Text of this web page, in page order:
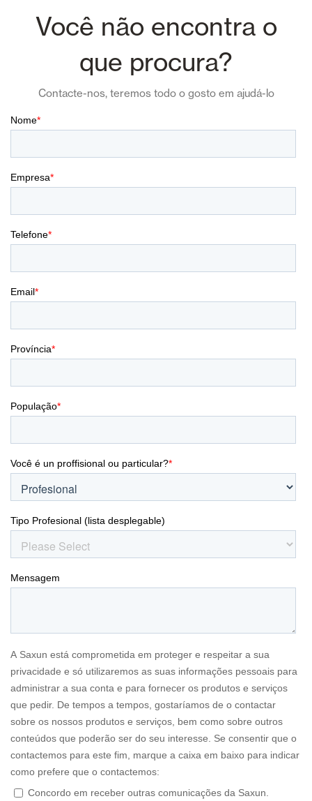
Você não encontra o
que procura?
Contacte-nos, teremos todo o gosto em ajudá-lo